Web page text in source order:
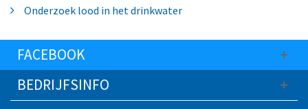
Onderzoek lood in het drinkwater
FACEBOOK
BEDRIJFSINFO